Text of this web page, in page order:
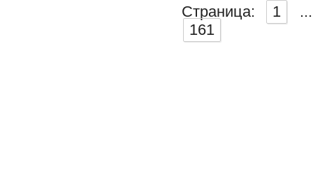
Страница: 1
...
161